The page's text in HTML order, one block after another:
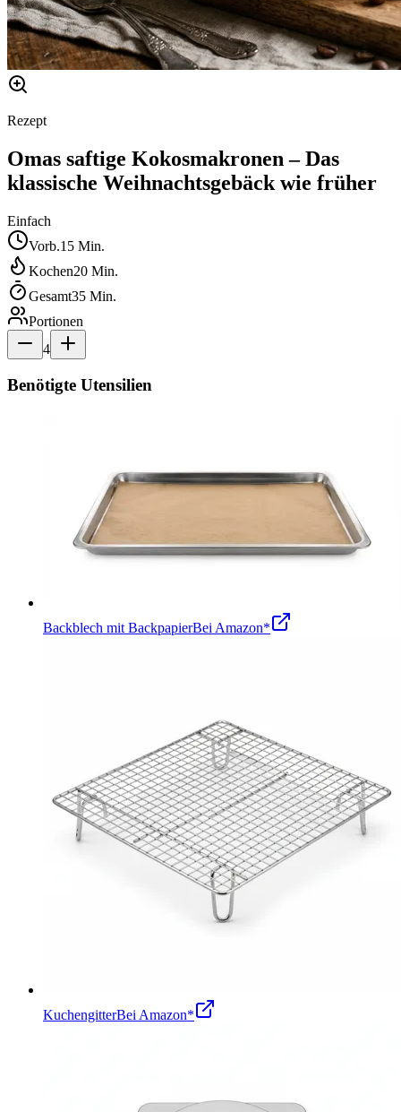
Rezept
Omas saftige Kokosmakronen – Das
klassische Weihnachtsgebäck wie früher
Einfach
Vorb.15 Min.
Kochen20 Min.
Gesamt35 Min.
Portionen
4
Benötigte Utensilien
Backblech mit BackpapierBei Amazon*
KuchengitterBei Amazon*